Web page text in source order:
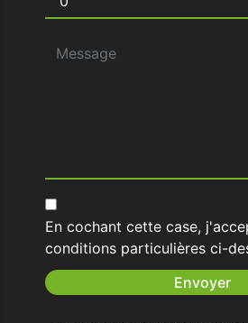
En cochant cette case,
conditions particulières ci-
Envoyer